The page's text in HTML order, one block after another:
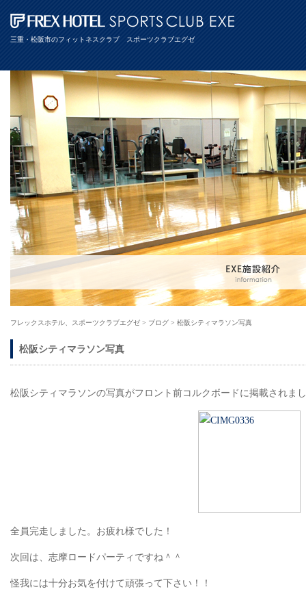
三重・松阪市のフィットネスクラブ スポーツクラブエグゼ
フレックスホテル、スポーツクラブエグゼ > ブログ > 松阪シティマラソン写真
松阪シティマラソン写真
松阪シティマラソンの写真がフロント前コルクボードに掲載されま
全員完走しました。お疲れ様でした！
次回は、志摩ロードパーティですね＾＾
怪我には十分お気を付けて頑張って下さい！！